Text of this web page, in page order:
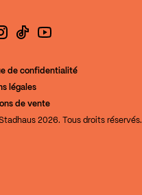
de confidentialité
légales
de vente
2026. Tous droits réservés.
de la Culture